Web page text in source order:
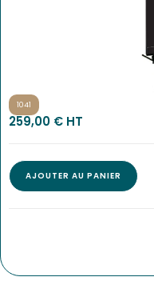
1041
259,00 € HT
AJOUTER AU PANIER